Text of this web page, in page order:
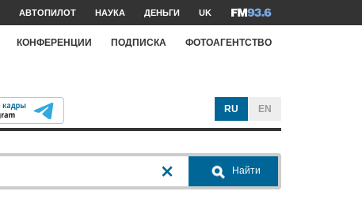
АВТОПИЛОТ НАУКА ДЕНЬГИ UK
КОНФЕРЕНЦИИ ПОДПИСКА ФОТОАГЕНТСТВО
RU EN
Найти